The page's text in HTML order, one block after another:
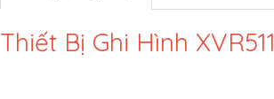
Thiết Bị Ghi Hình